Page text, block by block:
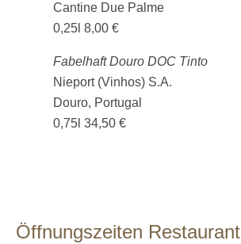
Cantine Due Palme
0,25l 8,00 €
Fabelhaft Douro DOC Tinto
Nieport (Vinhos) S.A.
Douro, Portugal
0,75l 34,50 €
Öffnungszeiten Restaurant